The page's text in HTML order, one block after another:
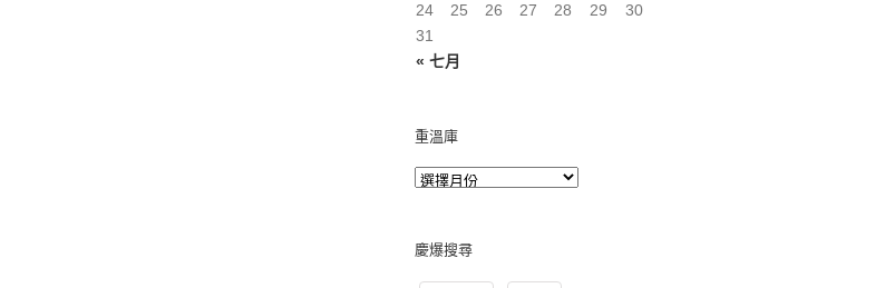
« 七月
24
25 26 27 28 29
30
31
重溫庫
慶爆搜尋